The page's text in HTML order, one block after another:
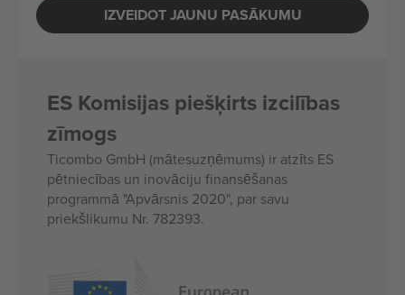
IZVEIDOT JAUNU PASĀKUMU
ES Komisijas piešķirts izcilības
zīmogs
Ticombo GmbH (mātesuzņēmums) ir atzīts ES
pētniecības un inovāciju finansēšanas
programmā "Apvārsnis 2020", par savu
priekšlikumu Nr. 782393.